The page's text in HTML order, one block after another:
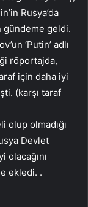
Rusya’da
gündeme geldi.
‘Putin’ adlı
röportajda,
için daha iyi
(karşı taraf
olup olmadığı
Devlet
olacağını
ekledi. .